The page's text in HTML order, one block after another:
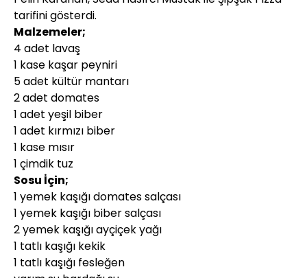
tarifini gösterdi.
Malzemeler;
4 adet lavaş
1 kase kaşar peyniri
5 adet kültür mantarı
2 adet domates
1 adet yeşil biber
1 adet kırmızı biber
1 kase mısır
1 çimdik tuz
Sosu İçin;
1 yemek kaşığı domates salçası
1 yemek kaşığı biber salçası
2 yemek kaşığı ayçiçek yağı
1 tatlı kaşığı kekik
1 tatlı kaşığı fesleğen